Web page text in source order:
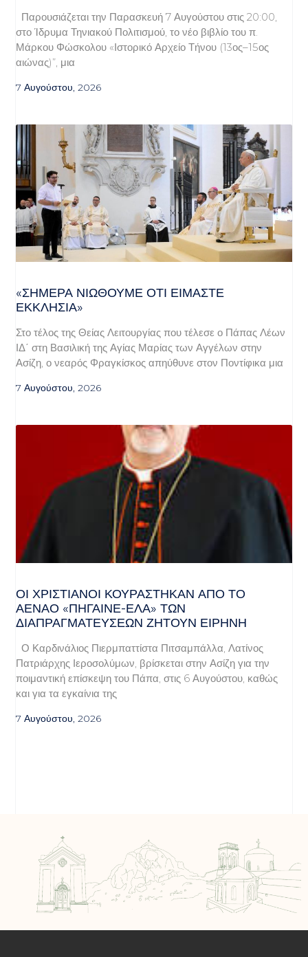
Παρουσιάζεται την Παρασκευή 7 Αυγούστου στις 20:00,
στο Ίδρυμα Τηνιακού Πολιτισμού, το νέο βιβλίο του π.
Μάρκου Φώσκολου «Ιστορικό Αρχείο Τήνου (13ος–15ος
αιώνας)”, μια
7 Αυγούστου, 2026
«ΣΉΜΕΡΑ ΝΙΏΘΟΥΜΕ ΌΤΙ ΕΊΜΑΣΤΕ
ΕΚΚΛΗΣΊΑ»
Στο τέλος της Θείας Λειτουργίας που τέλεσε ο Πάπας Λέων
ΙΔ΄ στη Βασιλική της Αγίας Μαρίας των Αγγέλων στην
Ασίζη, ο νεαρός Φραγκίσκος απηύθυνε στον Ποντίφικα μια
7 Αυγούστου, 2026
ΟΙ ΧΡΙΣΤΙΑΝΟΊ ΚΟΥΡΆΣΤΗΚΑΝ ΑΠΌ ΤΟ
ΑΈΝΑΟ «ΠΉΓΑΙΝΕ-ΈΛΑ» ΤΩΝ
ΔΙΑΠΡΑΓΜΑΤΕΎΣΕΩΝ ΖΗΤΟΎΝ ΕΙΡΉΝΗ
Ο Καρδινάλιος Πιερμπαττίστα Πιτσαμπάλλα, Λατίνος
Πατριάρχης Ιεροσολύμων, βρίσκεται στην Ασίζη για την
ποιμαντική επίσκεψη του Πάπα, στις 6 Αυγούστου, καθώς
και για τα εγκαίνια της
7 Αυγούστου, 2026